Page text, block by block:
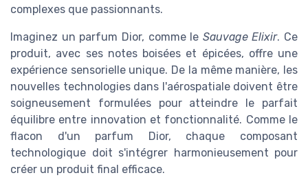
complexes que passionnants.
Imaginez un parfum Dior, comme le Sauvage Elixir. Ce
produit, avec ses notes boisées et épicées, offre une
expérience sensorielle unique. De la même manière, les
nouvelles technologies dans l'aérospatiale doivent être
soigneusement formulées pour atteindre le parfait
équilibre entre innovation et fonctionnalité. Comme le
flacon d'un parfum Dior, chaque composant
technologique doit s'intégrer harmonieusement pour
créer un produit final efficace.